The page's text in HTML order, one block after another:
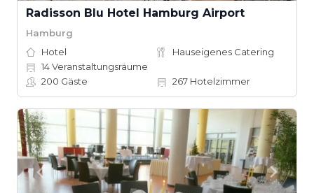
Radisson Blu Hotel Hamburg Airport
Hamburg
Hotel
Hauseigenes Catering
14Veranstaltungsräume
200 Gäste 267 Hotelzimmer